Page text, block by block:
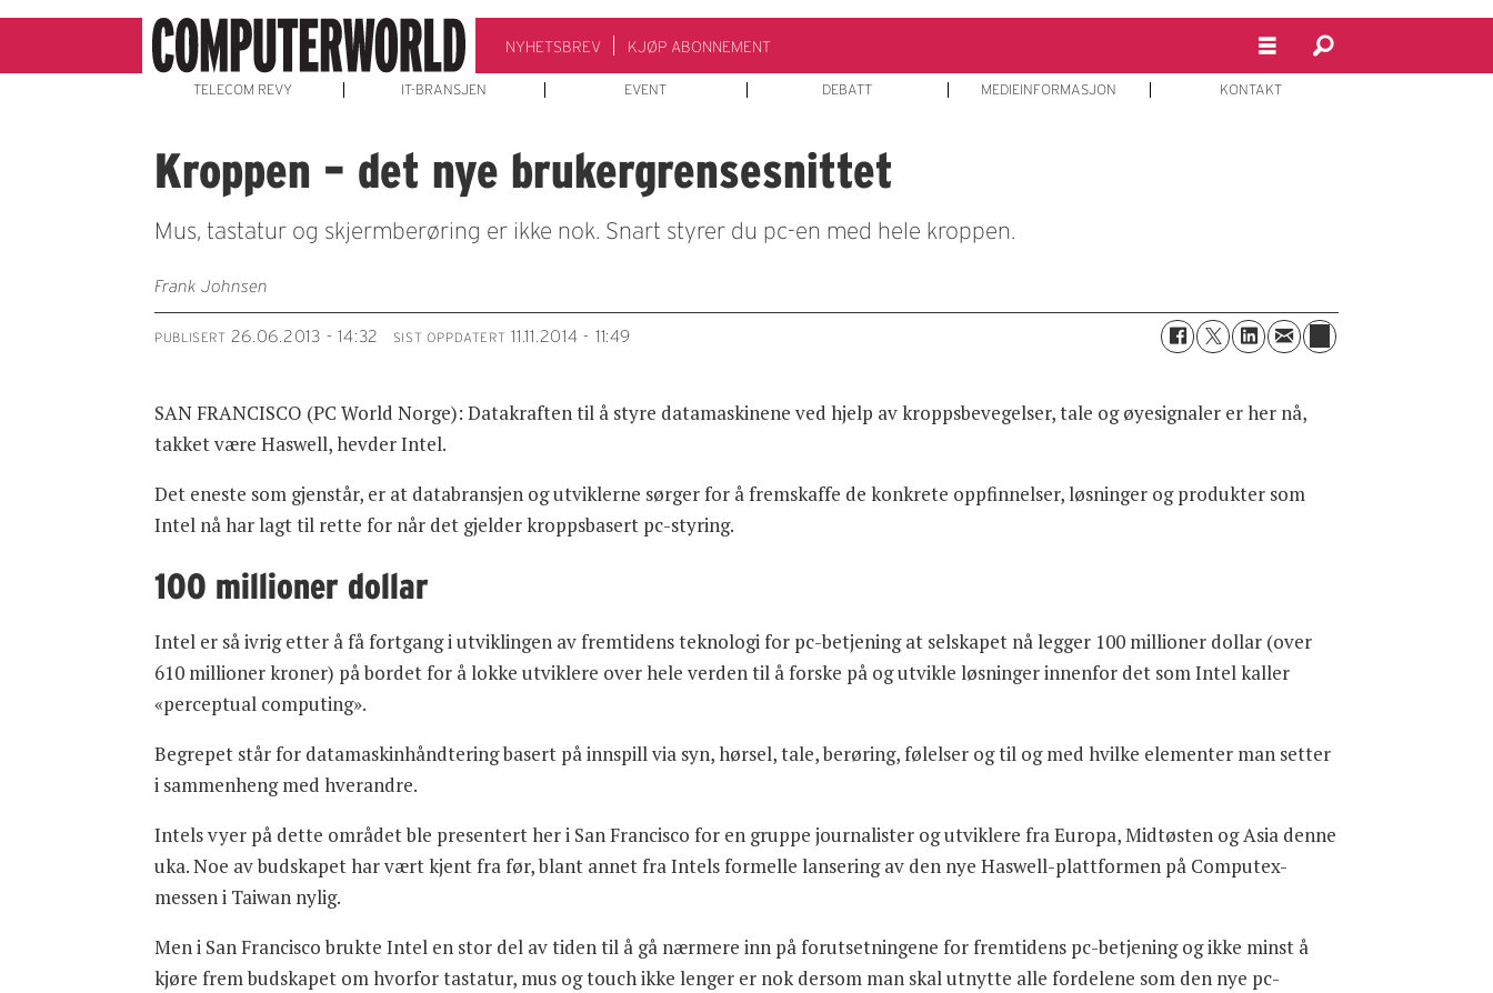
NYHETSBREV KJØP ABONNEMENT
TELECOM REVY IT-BRANSJEN EVENT DEBATT MEDIEINFORMASJON KONTAKT
Kroppen – det nye brukergrensesnittet
Mus, tastatur og skjermberøring er ikke nok. Snart styrer du pc-en med hele kroppen.
Frank Johnsen
PUBLISERT 26.06.2013 - 14:32 SIST OPPDATERT 11.11.2014 - 11:49
SAN FRANCISCO (PC World Norge): Datakraften til å styre datamaskinene ved hjelp av kroppsbevegelser, tale og øyesignaler er her nå,
takket være Haswell, hevder Intel.
Det eneste som gjenstår, er at databransjen og utviklerne sørger for å fremskaffe de konkrete oppfinnelser, løsninger og produkter som
Intel nå har lagt til rette for når det gjelder kroppsbasert pc-styring.
100 millioner dollar
Intel er så ivrig etter å få fortgang i utviklingen av fremtidens teknologi for pc-betjening at selskapet nå legger 100 millioner dollar (over
610 millioner kroner) på bordet for å lokke utviklere over hele verden til å forske på og utvikle løsninger innenfor det som Intel kaller
«perceptual computing».
Begrepet står for datamaskinhåndtering basert på innspill via syn, hørsel, tale, berøring, følelser og til og med hvilke elementer man setter
i sammenheng med hverandre.
Intels vyer på dette området ble presentert her i San Francisco for en gruppe journalister og utviklere fra Europa, Midtøsten og Asia denne
uka. Noe av budskapet har vært kjent fra før, blant annet fra Intels formelle lansering av den nye Haswell-plattformen på Computex-
messen i Taiwan nylig.
Men i San Francisco brukte Intel en stor del av tiden til å gå nærmere inn på forutsetningene for fremtidens pc-betjening og ikke minst å
kjøre frem budskapet om hvorfor tastatur, mus og touch ikke lenger er nok dersom man skal utnytte alle fordelene som den nye pc-